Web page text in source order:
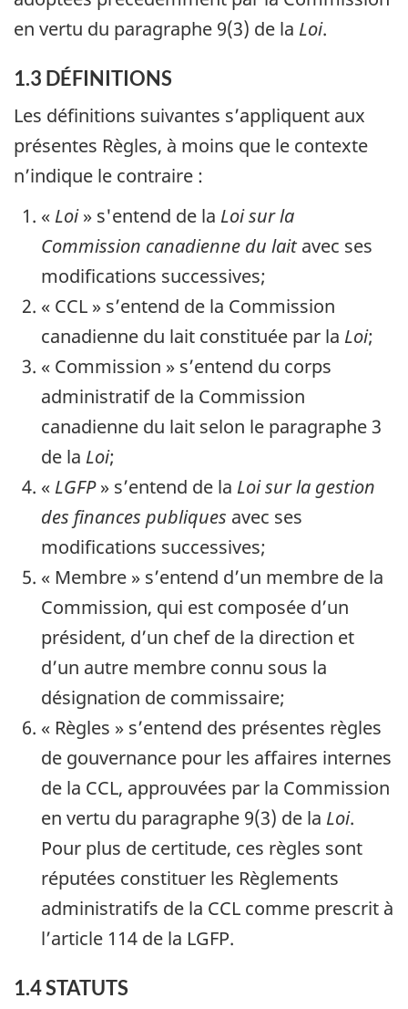
en vertu du paragraphe 9(3) de la Loi.
1.3 DÉFINITIONS
Les définitions suivantes s’appliquent aux
présentes Règles, à moins que le contexte
n’indique le contraire :
« Loi» s'entend de la Loi sur la
Commission canadienne du laitavec ses
modifications successives;
« CCL » s’entend de la Commission
canadienne du lait constituée par la Loi;
« Commission » s’entend du corps
administratif de la Commission
canadienne du lait selon le paragraphe 3
de la Loi;
« LGFP» s’entend de la Loi sur la gestion
des finances publiques avec ses
modifications successives;
« Membre » s’entend d’un membre de la
Commission, qui est composée d’un
président, d’un chef de la direction et
d’un autre membre connu sous la
désignation de commissaire;
« Règles » s’entend des présentes règles
de gouvernance pour les affaires internes
de la CCL, approuvées par la Commission
en vertu du paragraphe 9(3) de la Loi.
Pour plus de certitude, ces règles sont
réputées constituer les Règlements
administratifs de la CCL comme prescrit à
l’article 114 de la LGFP.
1.4 STATUTS